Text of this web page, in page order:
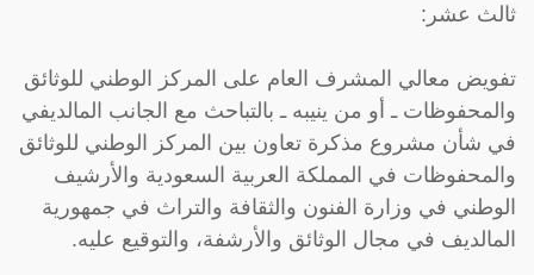
ثالث عشر:
تفويض معالي المشرف العام على المركز الوطني للوثائق
والمحفوظات ـ أو من ينيبه ـ بالتباحث مع الجانب المالديفي
في شأن مشروع مذكرة تعاون بين المركز الوطني للوثائق
والمحفوظات في المملكة العربية السعودية والأرشيف
الوطني في وزارة الفنون والثقافة والتراث في جمهورية
المالديف في مجال الوثائق والأرشفة، والتوقيع عليه.